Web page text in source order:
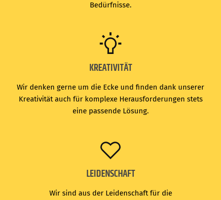
Bedürfnisse.
KREATIVITÄT
Wir denken gerne um die Ecke und finden dank unserer
Kreativität auch für komplexe Herausforderungen stets
eine passende Lösung.
LEIDENSCHAFT
Wir sind aus der Leidenschaft für die